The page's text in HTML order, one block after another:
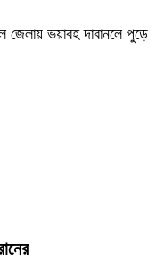
ভয়াবহ দাবানলে পুড়ে